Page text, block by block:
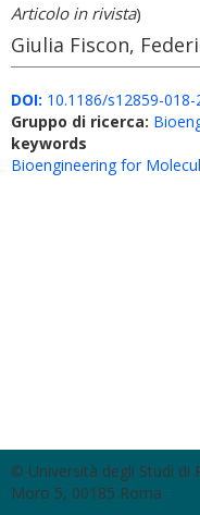
Articolo in rivista)
Giulia Fiscon,
DOI: 10.1186/s12859-
Gruppo di ricerca:
keywords
Bioengineering for
© Università degli Studi di
Moro 5, 00185 Roma